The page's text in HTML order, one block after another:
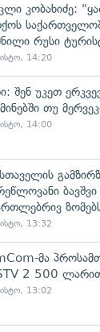
კობახიძე:
რუსი
14:20
შენ უკეთ
თუ
14:00
13:32
მა
2 500
13:02